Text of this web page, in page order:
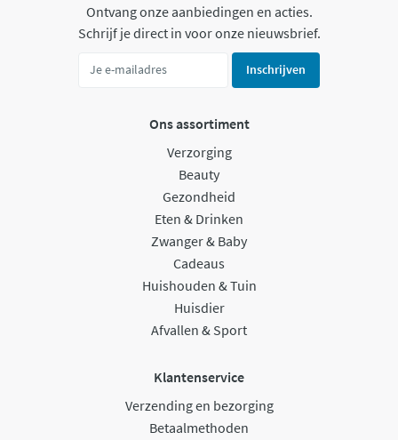
Ontvang onze aanbiedingen en acties.
Schrijf je direct in voor onze nieuwsbrief.
Inschrijven
Ons assortiment
Verzorging
Beauty
Gezondheid
Eten & Drinken
Zwanger & Baby
Cadeaus
Huishouden & Tuin
Huisdier
Afvallen & Sport
Klantenservice
Verzending en bezorging
Betaalmethoden